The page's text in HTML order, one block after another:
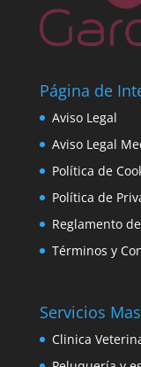
Página de
Aviso Legal
Aviso Legal
Política de
Política de
Reglamento
Términos y
Servicios
Clinica